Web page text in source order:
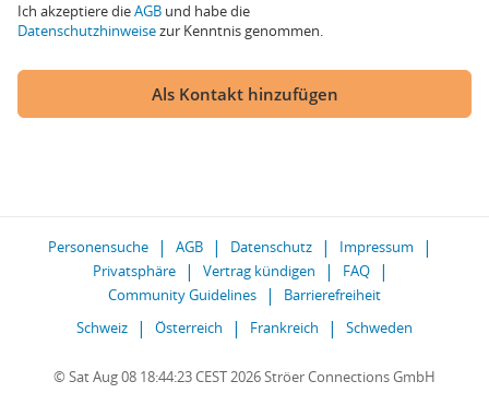
Ich akzeptiere dieAGB und habe die
Datenschutzhinweisezur Kenntnis genommen.
Als Kontakt hinzufügen
Personensuche AGB Datenschutz
Impressum
Privatsphäre
Vertrag kündigen
FAQ
Community Guidelines
Barrierefreiheit
Schweiz
Österreich Frankreich Schweden
© Sat Aug 08 18:44:23 CEST 2026 Ströer Connections GmbH